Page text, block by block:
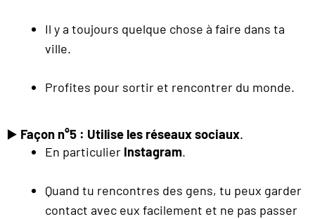
Il y a toujours quelque chose à faire dans ta
ville.
Profites pour sortir et rencontrer du monde.
▶️ Façon n°5 : Utilise les réseaux sociaux.
En particulier Instagram.
Quand tu rencontres des gens, tu peux garder
contact avec eux facilement et ne pas passer